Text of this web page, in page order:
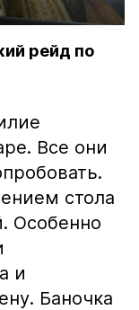
рейд по
Все они
стола
Особенно
и
Баночка